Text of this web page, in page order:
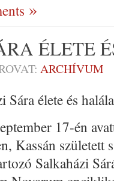
ÉLETE
ARCHÍVUM
Sára élete és halála
17-én
Kassán született
Salkaházi